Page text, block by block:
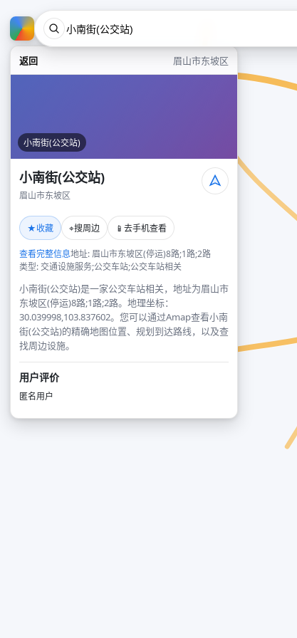
返回 眉山市东坡区
小南街(公交站)
小南街(公交站)
眉山市东坡区
★收藏 ⌖搜周边 📱 去手机查看
查看完整信息地址: 眉山市东坡区(停运)8路;1路;2路
类型: 交通设施服务;公交车站;公交车站相关
小南街(公交站)是一家公交车站相关，地址为眉山市
东坡区(停运)8路;1路;2路。地理坐标：
30.039998,103.837602。您可以通过Amap查看小南
街(公交站)的精确地图位置、规划到达路线，以及查
找周边设施。
用户评价
匿名用户